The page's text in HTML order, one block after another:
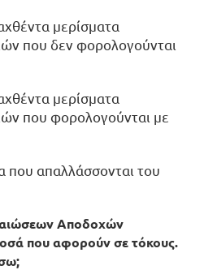
μερίσματα
που δεν φορολογούνται
μερίσματα
που φορολογούνται με
που απαλλάσσονται του
Αποδοχών
που αφορούν σε τόκους.